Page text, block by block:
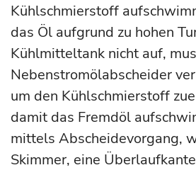
Kühlschmierstoff
das Öl aufgrund zu hohen
Kühlmitteltank nicht auf,
Nebenstromölabscheider
um den Kühlschmierstoff
damit das Fremdöl
mittels Abscheidevorgang,
Skimmer, eine